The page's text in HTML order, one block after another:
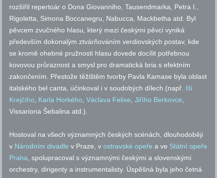
rozšířil repertoár o Dona Giovanniho, Tausendmarka, Petra I.,
Rigoletta, Simona Boccanegru, Nabucca, Mackbethaatd. Byl
pěvcem zvučného hlasu, který mezi českými pěvci vyniká
především dokonalým ztvárňováním verdiovských postav, kde
se kromě ohebné pružnosti hlasu dovede docílit potřebnou
kovovou průraznost a smysl pro dramatická bria s efektním
zakončením. Přestože těžištěm tvorby Pavla Kamase byla oblast
italského bel canta, účinkoval i v soudobých dílech (např. Iši
Krejčího, Karla Horkého,Václava Felixe,Jiřího Berkovce,
Vissariona Šebalinaatd.).
Hostoval na všech významných českých scénách, dlouhodoběji
v Národním divadle v Praze, vostravské opeře a ve Státní opeře
Praha, spolupracoval s významnými českými a slovenskými
orchestry, dirigenty a instrumentalisty. Úspěšná byla jeho četná